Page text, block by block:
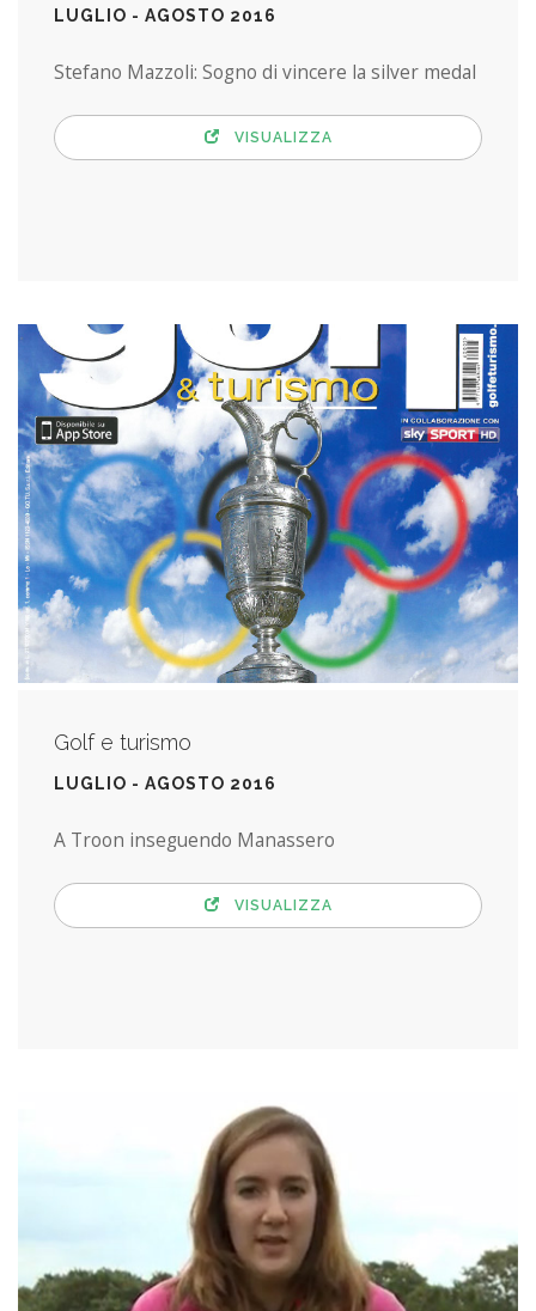
LUGLIO - AGOSTO 2016
Stefano Mazzoli: Sogno di vincere la silver medal
VISUALIZZA
Golf e turismo
LUGLIO - AGOSTO 2016
A Troon inseguendo Manassero
VISUALIZZA